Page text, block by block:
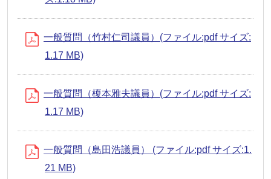
一般質問（竹村仁司議員）(ファイル:pdf サイズ:
1.17 MB)
一般質問（榎本雅夫議員）(ファイル:pdf サイズ:
1.17 MB)
一般質問（島田浩議員） (ファイル:pdf サイズ:1.
21 MB)